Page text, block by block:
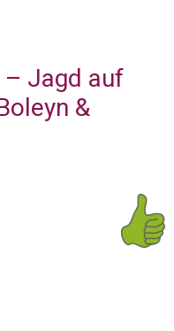
Jagd auf
&